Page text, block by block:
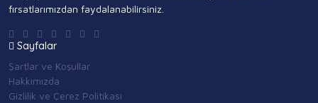
fırsatlarımızdan faydalanabilirsiniz.
Sayfalar
Şartlar ve Koşullar
Hakkımızda
Gizlilik ve Çerez Politikası